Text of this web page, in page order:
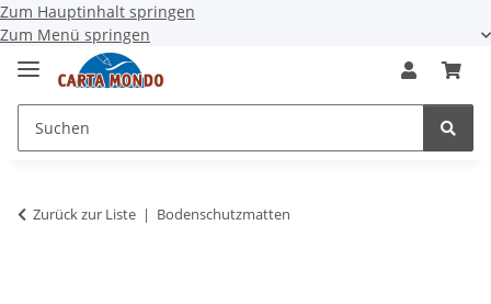
Zum Hauptinhalt springen
Zum Menü springen
Zurück zur Liste Bodenschutzmatten